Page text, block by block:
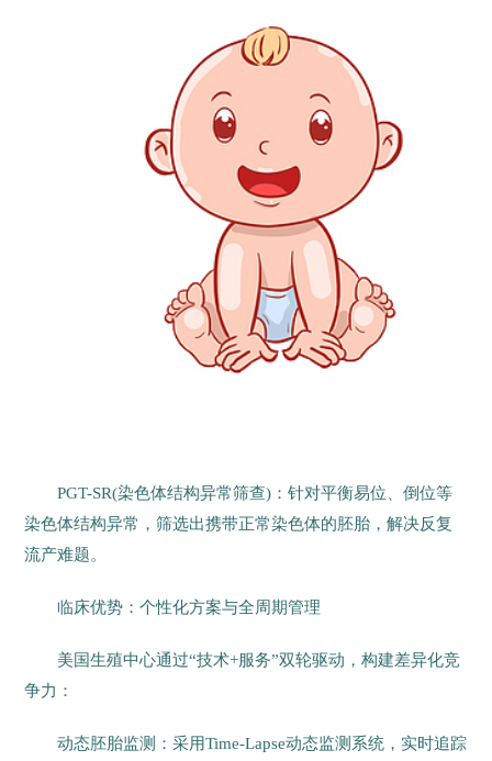
PGT-SR(染色体结构异常筛查)：针对平衡易位、倒位等
染色体结构异常，筛选出携带正常染色体的胚胎，解决反复
流产难题。
临床优势：个性化方案与全周期管理
美国生殖中心通过“技术+服务”双轮驱动，构建差异化竞
争力：
动态胚胎监测：采用Time-Lapse动态监测系统，实时追踪